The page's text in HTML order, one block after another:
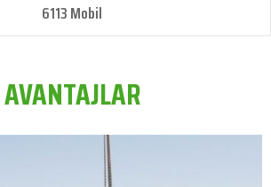
6113 Mobil
AVANTAJLAR